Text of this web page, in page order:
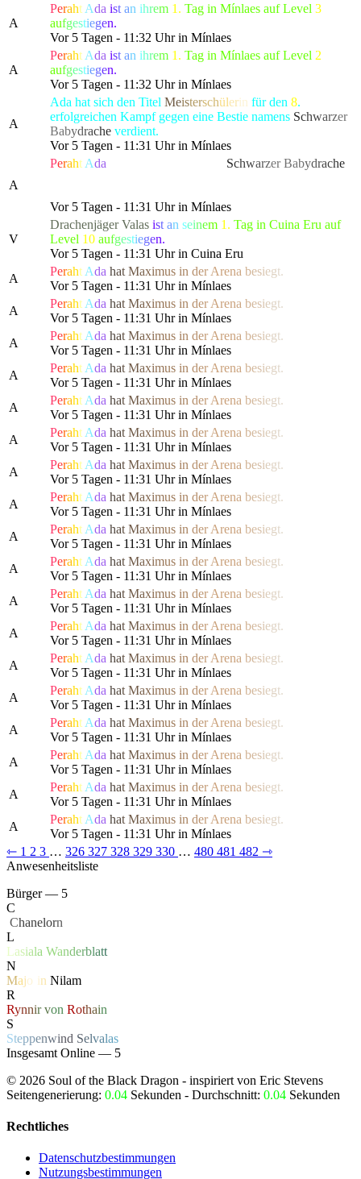
A
Peraht Ada ist an ihrem 1. Tag in Mínlaes auf Level 3
aufgestiegen.
Vor 5 Tagen - 11:32 Uhr in Mínlaes
A
Peraht Ada ist an ihrem 1. Tag in Mínlaes auf Level 2
aufgestiegen.
Vor 5 Tagen - 11:32 Uhr in Mínlaes
A
Ada hat sich den Titel Meisterschülerin für den 8.
erfolgreichen Kampf gegen eine Bestie namens Schwarzer
Babydrache verdient.
Vor 5 Tagen - 11:31 Uhr in Mínlaes
A
Peraht Ada Schwarzer Babydrache
Vor 5 Tagen - 11:31 Uhr in Mínlaes
V
Drachenjäger Valas ist an seinem 1. Tag in Cuina Eru auf
Level 10 aufgestiegen.
Vor 5 Tagen - 11:31 Uhr in Cuina Eru
A
Peraht Ada hat Maximus in derArena besiegt.
Vor 5 Tagen - 11:31 Uhr in Mínlaes
A
Peraht Ada hat Maximus in derArena besiegt.
Vor 5 Tagen - 11:31 Uhr in Mínlaes
A
Peraht Ada hat Maximus in derArena besiegt.
Vor 5 Tagen - 11:31 Uhr in Mínlaes
A
Peraht Ada hat Maximus in derArena besiegt.
Vor 5 Tagen - 11:31 Uhr in Mínlaes
A
Peraht Ada hat Maximus in derArena besiegt.
Vor 5 Tagen - 11:31 Uhr in Mínlaes
A
Peraht Ada hat Maximus in derArena besiegt.
Vor 5 Tagen - 11:31 Uhr in Mínlaes
A
Peraht Ada hat Maximus in derArena besiegt.
Vor 5 Tagen - 11:31 Uhr in Mínlaes
A
Peraht Ada hat Maximus in derArena besiegt.
Vor 5 Tagen - 11:31 Uhr in Mínlaes
A
Peraht Ada hat Maximus in derArena besiegt.
Vor 5 Tagen - 11:31 Uhr in Mínlaes
A
Peraht Ada hat Maximus in derArena besiegt.
Vor 5 Tagen - 11:31 Uhr in Mínlaes
A
Peraht Ada hat Maximus in derArena besiegt.
Vor 5 Tagen - 11:31 Uhr in Mínlaes
A
Peraht Ada hat Maximus in derArena besiegt.
Vor 5 Tagen - 11:31 Uhr in Mínlaes
A
Peraht Ada hat Maximus in derArena besiegt.
Vor 5 Tagen - 11:31 Uhr in Mínlaes
A
Peraht Ada hat Maximus in derArena besiegt.
Vor 5 Tagen - 11:31 Uhr in Mínlaes
A
Peraht Ada hat Maximus in derArena besiegt.
Vor 5 Tagen - 11:31 Uhr in Mínlaes
A
Peraht Ada hat Maximus in derArena besiegt.
Vor 5 Tagen - 11:31 Uhr in Mínlaes
A
Peraht Ada hat Maximus in derArena besiegt.
Vor 5 Tagen - 11:31 Uhr in Mínlaes
A
Peraht Ada hat Maximus in derArena besiegt.
Vor 5 Tagen - 11:31 Uhr in Mínlaes
⇽ 1 2 3 … 326 327 328 329 330 … 480 481 482 ⇾
Anwesenheitsliste
Bürger — 5
C
Chanelorn
L
Lasiala Wanderblatt
N
Majo in Nilam
R
Rynnir von Rothain
S
Steppenwind Selvalas
Insgesamt Online — 5
© 2026 Soul of the Black Dragon - inspiriert von Eric Stevens
Seitengenerierung: 0.04 Sekunden - Durchschnitt: 0.04 Sekunden
Rechtliches
Datenschutzbestimmungen
Nutzungsbestimmungen